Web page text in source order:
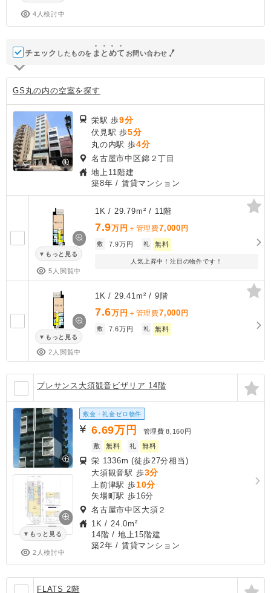
4人検討中
チェック したものを ま と めて お問い合わせ
GS丸の内の空室を探す
栄駅 歩9分
伏見駅 歩5分
丸の内駅 歩4分
名古屋市中区錦２丁目
地上11階建
築8年 / 賃貸マンション
もっと見る
5人閲覧中
1K / 29.79m² / 11階
7.9万円 ＋管理費7,000 円
敷 7.9万円 礼 無料
人気上昇中！注目の物件です！
もっと見る
2人閲覧中
1K / 29.41m² / 9階
7.6万円 ＋管理費7,000 円
敷 7.6万円 礼 無料
プレサンス大須観音ビザリア 14階
もっと見る
2人検討中
敷金・礼金ゼロ物件
6.69万円 管理費 8,160円
敷
無料 礼 無料
栄 1336m (徒歩27分相当)
大須観音駅 歩3分
上前津駅 歩10分
矢場町駅 歩16分
名古屋市中区大須２
1K / 24.0m²
14階 / 地上15階建
築2年 / 賃貸マンション
FLATS 2階